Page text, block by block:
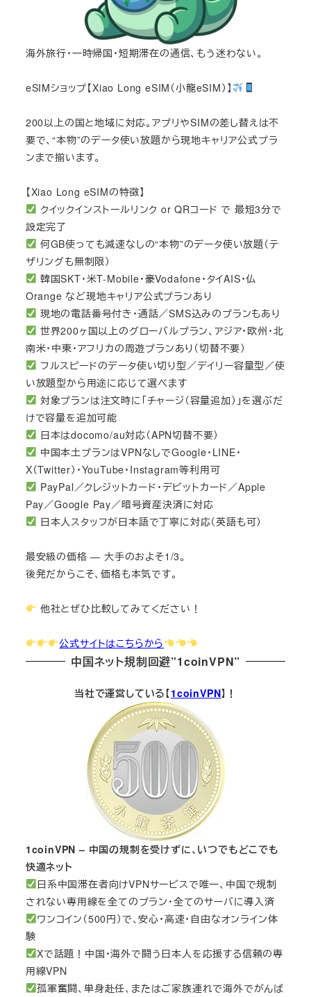
海外旅行・一時帰国・短期滞在の通信、もう迷わない。
eSIMショップ【Xiao Long eSIM（小龍eSIM）】
200以上の国と地域に対応。アプリやSIMの差し替えは不
要で、“本物”のデータ使い放題から現地キャリア公式プラ
ンまで揃います。
【Xiao Long eSIMの特徴】
クイックインストールリンク or QRコード で 最短3分で
設定完了
何GB使っても減速なしの“本物”のデータ使い放題（テ
ザリングも無制限）
韓国SKT・米T-Mobile・豪Vodafone・タイAIS・仏
Orange など現地キャリア公式プランあり
現地の電話番号付き・通話／SMS込みのプランもあり
世界200ヶ国以上のグローバルプラン、アジア・欧州・北
南米・中東・アフリカの周遊プランあり（切替不要）
フルスピードのデータ使い切り型／デイリー容量型／使
い放題型から用途に応じて選べます
対象プランは注文時に「チャージ（容量追加）」を選ぶだ
けで容量を追加可能
日本はdocomo/au対応（APN切替不要）
中国本土プランはVPNなしでGoogle・LINE・
X（Twitter）・YouTube・Instagram等利用可
PayPal／クレジットカード・デビットカード／Apple
Pay／Google Pay／暗号資産決済に対応
日本人スタッフが日本語で丁寧に対応（英語も可）
最安級の価格 — 大手のおよそ1/3。
後発だからこそ、価格も本気です。
他社とぜひ比較してみてください！
公式サイトはこちらから
中国ネット規制回避”1coinVPN”
当社で運営している【1coinVPN】！
1coinVPN – 中国の規制を受けずに、いつでもどこでも
快適ネット
日系中国滞在者向けVPNサービスで唯一、中国で規制
されない専用線を全てのプラン・全てのサーバに導入済
ワンコイン（500円）で、安心・高速・自由なオンライン体
験
Xで話題！中国・海外で闘う日本人を応援する信頼の専
用線VPN
孤軍奮闘、単身赴任、またはご家族連れで海外でがんば